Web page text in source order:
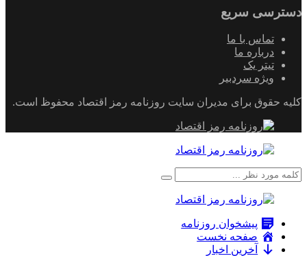
دسترسی سریع
تماس با ما
درباره ما
تیتر یک
ویژه سردبیر
کلیه حقوق برای مدیران سایت روزنامه رمز اقتصاد محفوظ است.
پیشخوان روزنامه
صفحه نخست
آخرین اخبار